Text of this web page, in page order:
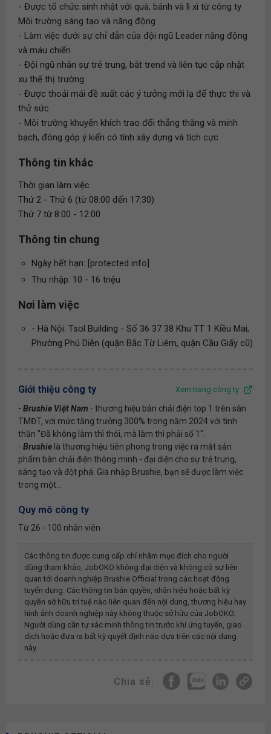
- Được tổ chức sinh nhật với quà, bánh và lì xì từ công ty
Môi trường sáng tạo và năng động
- Làm việc dưới sự chỉ dẫn của đội ngũ Leader năng động
và máu chiến
- Đội ngũ nhân sự trẻ trung, bắt trend và liên tục cập nhật
xu thế thị trường
- Được thoải mái đề xuất các ý tưởng mới lạ để thực thi và
thử sức
- Môi trường khuyến khích trao đổi thẳng thắng và minh
bạch, đóng góp ý kiến có tính xây dựng và tích cực
Thông tin khác
Thời gian làm việc
Thứ 2 - Thứ 6 (từ 08:00 đến 17:30)
Thứ 7 từ 8:00 - 12:00
Thông tin chung
Ngày hết hạn: [protected info]
Thu nhập: 10 - 16 triệu
Nơi làm việc
- Hà Nội: Tsol Building - Số 36 37 38 Khu TT 1 Kiều Mai,
Phường Phú Diễn (quận Bắc Từ Liêm, quận Cầu Giấy cũ)
Giới thiệu công ty Xem trang công ty
- Brushie Việt Nam - thương hiệu bàn chải điện top 1 trên sàn
TMĐT, với mức tăng trưởng 300% trong năm 2024 với tinh
thần "Đã không làm thì thôi, mà làm thì phải số 1".
- Brushie là thương hiệu tiên phong trong việc ra mắt sản
phẩm bàn chải điện thông minh - đại diện cho sự trẻ trung,
sáng tạo và đột phá. Gia nhập Brushie, bạn sẽ được làm việc
trong một...
Quy mô công ty
Từ 26 - 100 nhân viên
Các thông tin được cung cấp chỉ nhằm mục đích cho người
dùng tham khảo, JobOKO không đại diện và không có sự liên
quan tới doanh nghiệp Brushie Official trong các hoạt động
tuyển dụng. Các thông tin bản quyền, nhãn hiệu hoặc bất kỳ
quyền sở hữu trí tuệ nào liên quan đến nội dung, thương hiệu hay
hình ảnh doanh nghiệp này không thuộc sở hữu của JobOKO.
Người dùng cần tự xác minh thông tin trước khi ứng tuyển, giao
dịch hoặc đưa ra bất kỳ quyết định nào dựa trên các nội dung
này.
Chia sẻ: